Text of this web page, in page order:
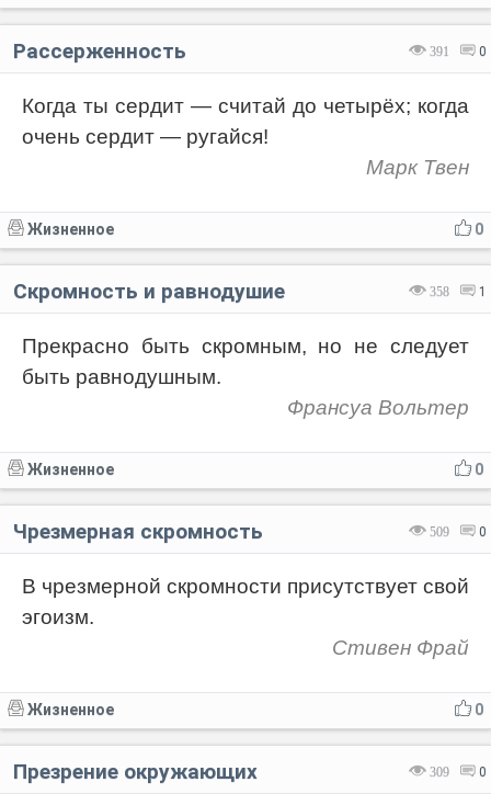
391 0
Рассерженность
Когда ты сердит — считай до четырёх; когда
очень сердит — ругайся!
Марк Твен
0
Жизненное
358 1
Скромность и равнодушие
Прекрасно быть скромным, но не следует
быть равнодушным.
Франсуа Вольтер
0
Жизненное
509 0
Чрезмерная скромность
В чрезмерной скромности присутствует свой
эгоизм.
Стивен Фрай
0
Жизненное
309 0
Презрение окружающих